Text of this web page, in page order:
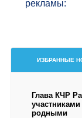
рекламы:
ИЗБРАННЫЕ
Глава КЧР
родными